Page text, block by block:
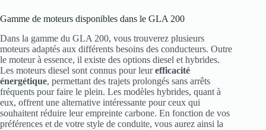
Gamme de moteurs disponibles dans le GLA 200
Dans la gamme du GLA 200, vous trouverez plusieurs
moteurs adaptés aux différents besoins des conducteurs. Outre
le moteur à essence, il existe des options diesel et hybrides.
Les moteurs diesel sont connus pour leurefficacité
énergétique, permettant des trajets prolongés sans arrêts
fréquents pour faire le plein. Les modèles hybrides, quant à
eux, offrent une alternative intéressante pour ceux qui
souhaitent réduire leur empreinte carbone. En fonction de vos
préférences et de votre style de conduite, vous aurez ainsi la